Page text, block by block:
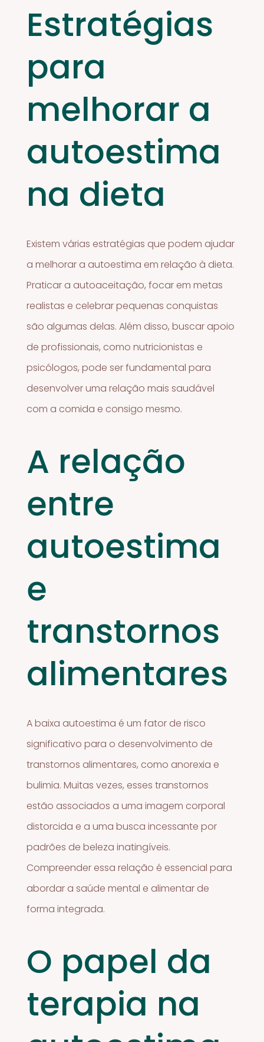
Estratégias
para
melhorar a
autoestima
na dieta
Existem várias estratégias que podem ajudar
a melhorar a autoestima em relação à dieta.
Praticar a autoaceitação, focar em metas
realistas e celebrar pequenas conquistas
são algumas delas. Além disso, buscar apoio
de profissionais, como nutricionistas e
psicólogos, pode ser fundamental para
desenvolver uma relação mais saudável
com a comida e consigo mesmo.
A relação
entre
autoestima
e
transtornos
alimentares
A baixa autoestima é um fator de risco
significativo para o desenvolvimento de
transtornos alimentares, como anorexia e
bulimia. Muitas vezes, esses transtornos
estão associados a uma imagem corporal
distorcida e a uma busca incessante por
padrões de beleza inatingíveis.
Compreender essa relação é essencial para
abordar a saúde mental e alimentar de
forma integrada.
O papel da
terapia na